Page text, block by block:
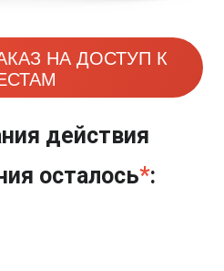
НА ДОСТУП К
действия
осталось*: